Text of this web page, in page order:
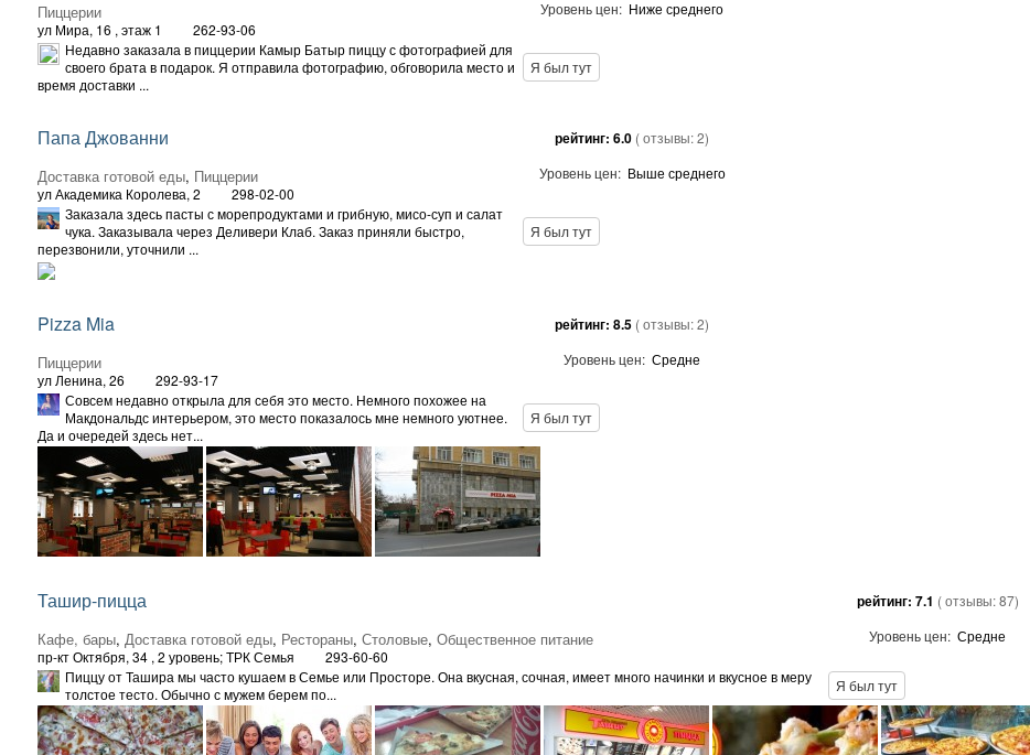
Пиццерии
ул Мира, 16 , этаж 1 262-93-06
Уровень цен: Ниже среднего
Недавно заказала в пиццерии Камыр Батыр пиццу с фотографией для
своего брата в подарок. Я отправила фотографию, обговорила место и
время доставки ...
Я был тут
Папа Джованни
Доставка готовой еды, Пиццерии
ул Академика Королева, 2 298-02-00
рейтинг: 6.0 ( отзывы:2)
Уровень цен: Выше среднего
Заказала здесь пасты с морепродуктами и грибную, мисо-суп и салат
чука. Заказывала через Деливери Клаб. Заказ приняли быстро,
перезвонили, уточнили ...
Я был тут
Pizza Mia
Пиццерии
ул Ленина, 26 292-93-17
рейтинг: 8.5 ( отзывы:2)
Уровень цен: Средне
Совсем недавно открыла для себя это место. Немного похожее на
Макдональдс интерьером, это место показалось мне немного уютнее.
Да и очередей здесь нет...
Я был тут
Ташир-пицца
Кафе, бары, Доставка готовой еды, Рестораны, Столовые, Общественное питание
пр-кт Октября, 34 , 2 уровень; ТРК Семья 293-60-60
рейтинг: 7.1 ( отзывы:87)
Уровень цен: Средне
Пиццу от Ташира мы часто кушаем в Семье или Просторе. Она вкусная, сочная, имеет много начинки и вкусное в меру
толстое тесто. Обычно с мужем берем по...
Я был тут